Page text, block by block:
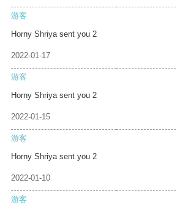
游客
Horny Shriya sent you 2
2022-01-17
游客
Horny Shriya sent you 2
2022-01-15
游客
Horny Shriya sent you 2
2022-01-10
游客